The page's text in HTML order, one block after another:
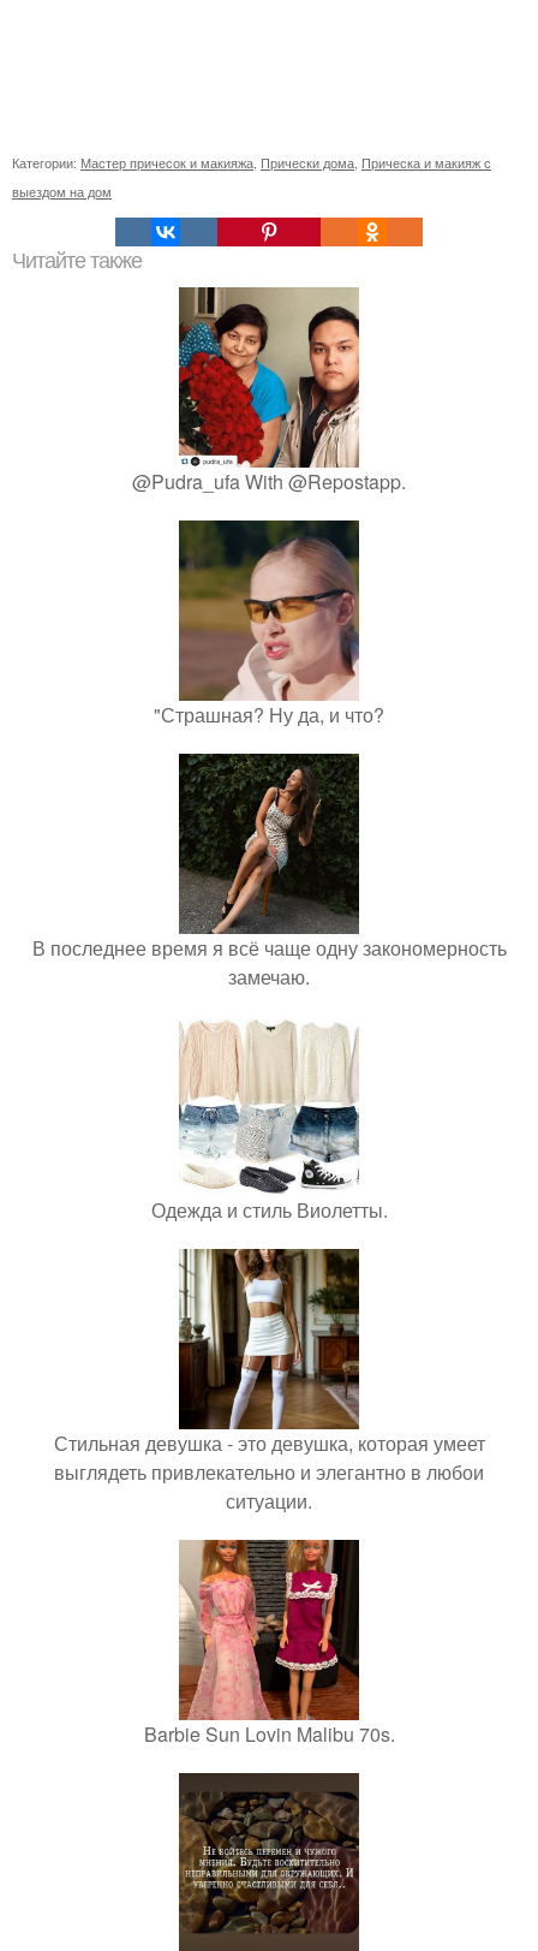
Категории: Мастер причесок и макияжа Прически дома Прическа и макияж с
выездом на дом
Читайте также
@Pudra_ufa With @Repostapp.
"Страшная? Ну да, и что?
В последнее время я всё чаще одну закономерность
замечаю.
Одежда и стиль Виолетты.
Стильная девушка - это девушка, которая умеет
выглядеть привлекательно и элегантно в любои
ситуации.
Barbie Sun Lovin Malibu 70s.